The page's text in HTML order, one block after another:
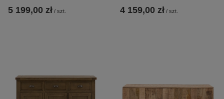
5 199,00 zł / szt. 4 159,00 zł / szt.